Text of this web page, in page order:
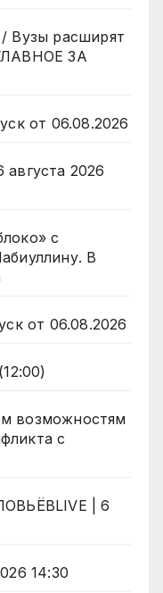
Вузы расширят
ЗА
от 06.08.2026
2026
с
В
от 06.08.2026
возможностям
с
| 6
14:30